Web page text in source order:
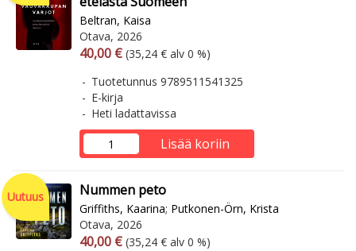
Beltran, Kaisa
Otava, 2026
Arvonlisäverollinen hinta
40,00 € Arvonlisäveroton hinta
(35,24 € alv 0 %)
Tuotetunnus 9789511541325
E-kirja
Heti ladattavissa
Lisää koriin
Uutuus Nummen peto
Griffiths, Kaarina; Putkonen-Örn, Krista
Otava, 2026
Arvonlisäverollinen hinta
40,00 € Arvonlisäveroton hinta
(35,24 € alv 0 %)